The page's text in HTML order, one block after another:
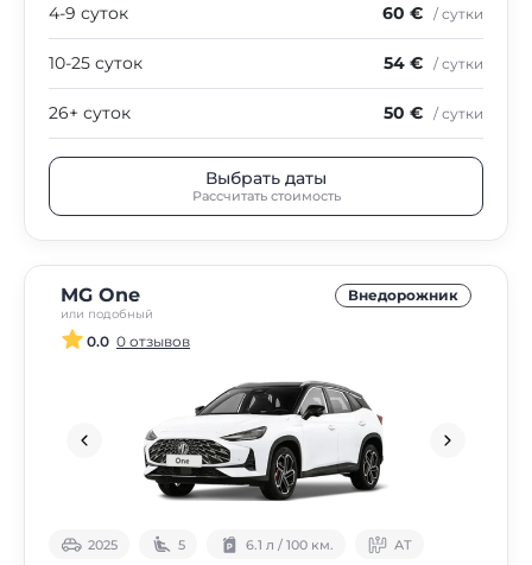
4-9 суток 60 € / сутки
10-25 суток 54 € / сутки
26+ суток 50 € / сутки
Выбрать даты
Рассчитать стоимость
MG One
или подобный
Внедорожник
0.0 0 отзывов
2025 5 6.1 л / 100 км. АТ